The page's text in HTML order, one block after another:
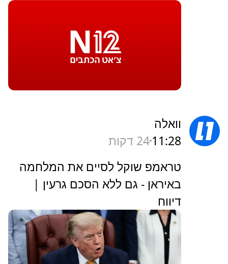
וואלה
11:2824 דקות
טראמפ שוקל לסיים את המלחמה
באיראן - גם ללא הסכם גרעין |
דיווח